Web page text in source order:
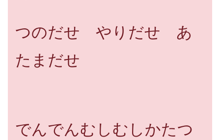
つのだせ やりだせ あ
たまだせ
でんでんむしむしかたつ